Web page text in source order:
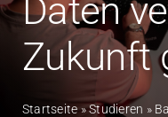
Entdecke die
Informationen für
Daten
Zukunft
Startseite»Studieren »